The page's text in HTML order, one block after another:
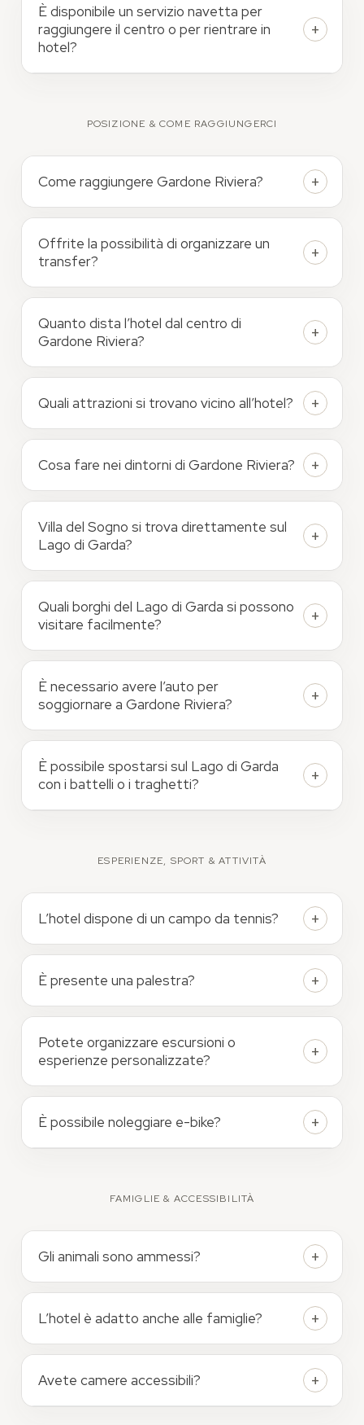
È disponibile un servizio navetta per
raggiungere il centro o per rientrare in
hotel?
POSIZIONE & COME RAGGIUNGERCI
Come raggiungere Gardone Riviera?
Offrite la possibilità di organizzare un
transfer?
Quanto dista l’hotel dal centro di
Gardone Riviera?
Quali attrazioni si trovano vicino all’hotel?
Cosa fare nei dintorni di Gardone Riviera?
Villa del Sogno si trova direttamente sul
Lago di Garda?
Quali borghi del Lago di Garda si possono
visitare facilmente?
È necessario avere l’auto per
soggiornare a Gardone Riviera?
È possibile spostarsi sul Lago di Garda
con i battelli o i traghetti?
ESPERIENZE, SPORT & ATTIVITÀ
L’hotel dispone di un campo da tennis?
È presente una palestra?
Potete organizzare escursioni o
esperienze personalizzate?
È possibile noleggiare e-bike?
FAMIGLIE & ACCESSIBILITÀ
Gli animali sono ammessi?
L’hotel è adatto anche alle famiglie?
Avete camere accessibili?